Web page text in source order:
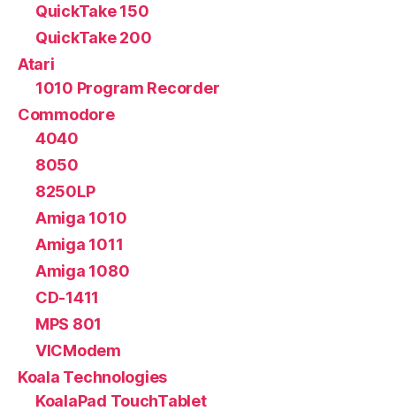
QuickTake 150
QuickTake 200
Atari
1010 Program Recorder
Commodore
4040
8050
8250LP
Amiga 1010
Amiga 1011
Amiga 1080
CD-1411
MPS 801
VICModem
Koala Technologies
KoalaPad TouchTablet